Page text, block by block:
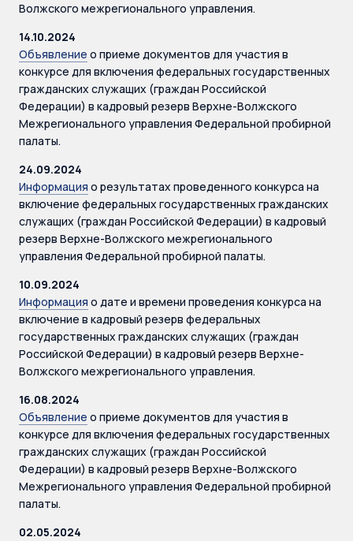
Волжского межрегионального управления.
14.10.2024
Объявление о приеме документов для участия в
конкурсе для включения федеральных государственных
гражданских служащих (граждан Российской
Федерации) в кадровый резерв Верхне-Волжского
Межрегионального управления Федеральной пробирной
палаты.
24.09.2024
Информация о результатах проведенного конкурса на
включение федеральных государственных гражданских
служащих (граждан Российской Федерации) в кадровый
резерв Верхне-Волжского межрегионального
управления Федеральной пробирной палаты.
10.09.2024
Информация о дате и времени проведения конкурса на
включение в кадровый резерв федеральных
государственных гражданских служащих (граждан
Российской Федерации) в кадровый резерв Верхне-
Волжского межрегионального управления.
16.08.2024
Объявление о приеме документов для участия в
конкурсе для включения федеральных государственных
гражданских служащих (граждан Российской
Федерации) в кадровый резерв Верхне-Волжского
Межрегионального управления Федеральной пробирной
палаты.
02.05.2024